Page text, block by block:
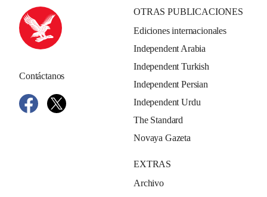
Contáctanos
OTRAS PUBLICACIONES
Ediciones internacionales
Independent Arabia
Independent Turkish
Independent Persian
Independent Urdu
The Standard
Novaya Gazeta
EXTRAS
Archivo